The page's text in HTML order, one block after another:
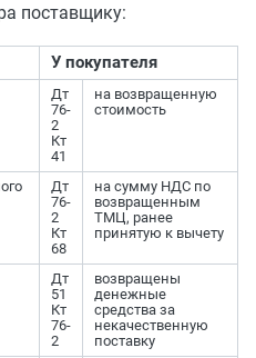
поставщику:
У покупателя
Дт
76-
2
Кт
41
на возвращенную
стоимость
Дт
76-
2
Кт
68
на сумму НДС по
возвращенным
ТМЦ, ранее
принятую к вычету
Дт
51
Кт
76-
2
возвращены
денежные
средства за
некачественную
поставку